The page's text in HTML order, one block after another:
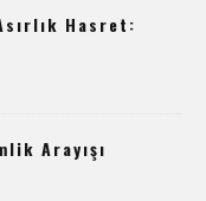
Hasret:
Arayışı